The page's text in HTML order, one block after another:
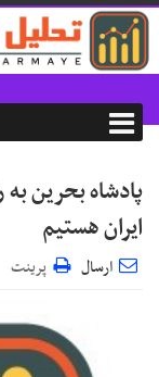
پادشاه بحرین
ایران هستیم
ارسال پرینت